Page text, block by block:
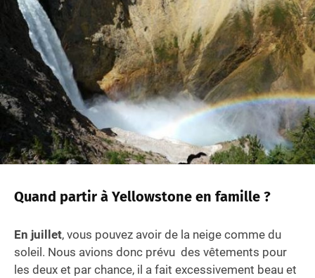
Quand partir à Yellowstone en famille ?
En juillet, vous pouvez avoir de la neige comme du
soleil. Nous avions donc prévu des vêtements pour
les deux et par chance, il a fait excessivement beau et